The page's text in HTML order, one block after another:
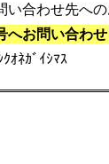
い合わせ先へ
へお問い合わせ
ｵﾈｶﾞｲｼﾏｽ